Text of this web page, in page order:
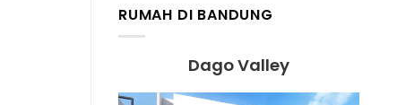
RUMAH DI BANDUNG
Dago Valley